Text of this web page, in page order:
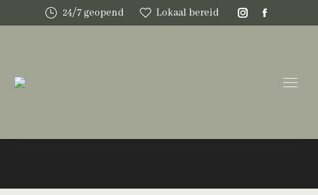
24/7 geopend Lokaal bereid
Instagram
new